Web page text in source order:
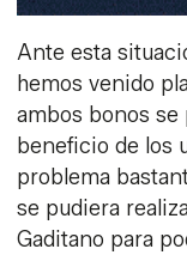
Ante esta
hemos venido
ambos bonos
beneficio de los
problema
se pudiera
Gaditano para